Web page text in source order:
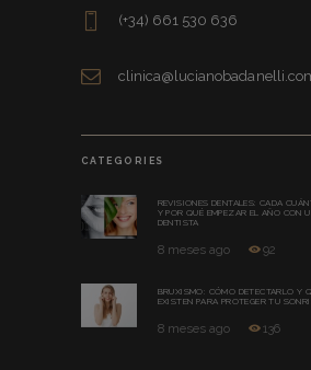
(+34) 661 530 636
CATEGORIES
REVISIONES DENTALES: CADA
Y POR QUÉ EMPEZAR EL AÑO CON
DENTISTA
8 meses ago 92
BRUXISMO: CÓMO DETECTARLO Y
EXISTEN PARA PROTEGER TU
8 meses ago 136